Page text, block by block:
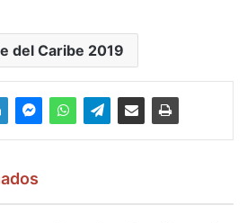
del Caribe 2019